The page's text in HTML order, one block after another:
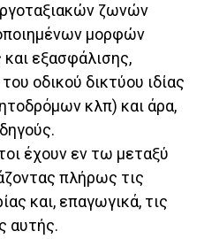
ζωνών
μορφών
εξασφάλισης,
οδικού δικτύου ιδίας
κλπ) και άρα,
έχουν εν τω μεταξύ
πλήρως τις
και, επαγωγικά, τις
αυτής.